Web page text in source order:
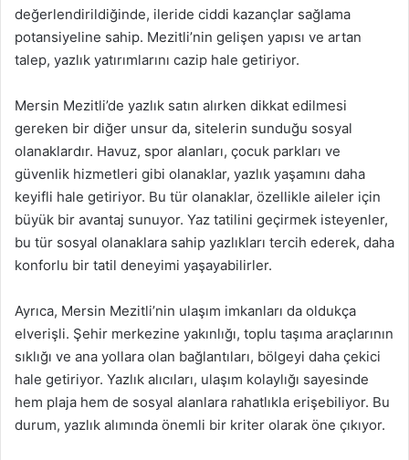
değerlendirildiğinde, ileride ciddi kazançlar sağlama
potansiyeline sahip. Mezitli’nin gelişen yapısı ve artan
talep, yazlık yatırımlarını cazip hale getiriyor.
Mersin Mezitli’de yazlık satın alırken dikkat edilmesi
gereken bir diğer unsur da, sitelerin sunduğu sosyal
olanaklardır. Havuz, spor alanları, çocuk parkları ve
güvenlik hizmetleri gibi olanaklar, yazlık yaşamını daha
keyifli hale getiriyor. Bu tür olanaklar, özellikle aileler için
büyük bir avantaj sunuyor. Yaz tatilini geçirmek isteyenler,
bu tür sosyal olanaklara sahip yazlıkları tercih ederek, daha
konforlu bir tatil deneyimi yaşayabilirler.
Ayrıca, Mersin Mezitli’nin ulaşım imkanları da oldukça
elverişli. Şehir merkezine yakınlığı, toplu taşıma araçlarının
sıklığı ve ana yollara olan bağlantıları, bölgeyi daha çekici
hale getiriyor. Yazlık alıcıları, ulaşım kolaylığı sayesinde
hem plaja hem de sosyal alanlara rahatlıkla erişebiliyor. Bu
durum, yazlık alımında önemli bir kriter olarak öne çıkıyor.